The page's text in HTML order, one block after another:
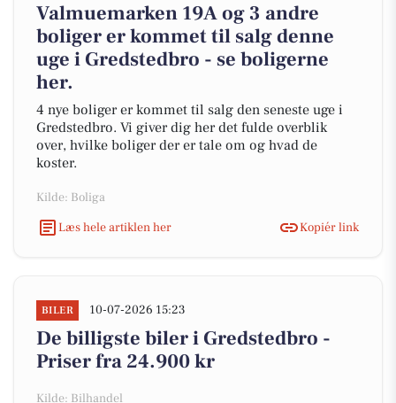
Valmuemarken 19A og 3 andre
boliger er kommet til salg denne
uge i Gredstedbro - se boligerne
her.
4 nye boliger er kommet til salg den seneste uge i
Gredstedbro. Vi giver dig her det fulde overblik
over, hvilke boliger der er tale om og hvad de
koster.
Kilde: Boliga
Læs hele artiklen her
Kopiér link
BILER 10-07-2026 15:23
De billigste biler i Gredstedbro -
Priser fra 24.900 kr
Kilde: Bilhandel